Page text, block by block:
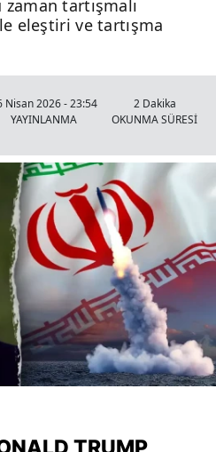
tartışmalı
eleştiri ve tartışma
Nisan 2026 - 23:54
YAYINLANMA
2 Dakika
OKUNMA SÜRESİ